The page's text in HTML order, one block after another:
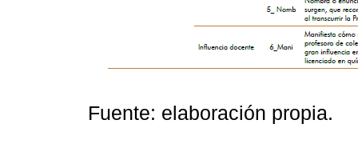
Fuente: elaboración propia.